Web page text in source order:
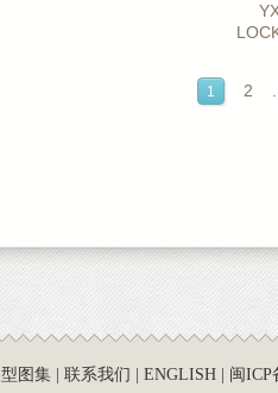
1 2
图集 联系我们 ENGLISH
闽ICP